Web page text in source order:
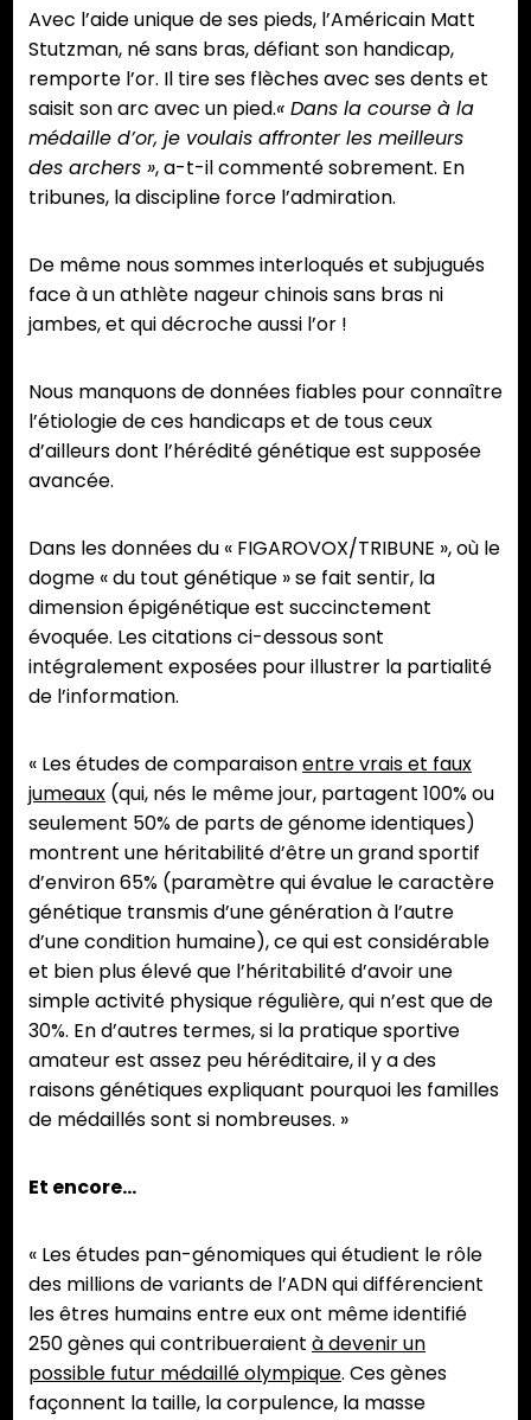
Avec l’aide unique de ses pieds, l’Américain Matt
Stutzman, né sans bras, défiant son handicap,
remporte l’or. Il tire ses flèches avec ses dents et
saisit son arc avec un pied.« Dans la course à la
médaille d’or, je voulais affronter les meilleurs
des archers », a-t-il commenté sobrement. En
tribunes, la discipline force l’admiration.
De même nous sommes interloqués et subjugués
face à un athlète nageur chinois sans bras ni
jambes, et qui décroche aussi l’or !
Nous manquons de données fiables pour connaître
l’étiologie de ces handicaps et de tous ceux
d’ailleurs dont l’hérédité génétique est supposée
avancée.
Dans les données du « FIGAROVOX/TRIBUNE », où le
dogme « du tout génétique » se fait sentir, la
dimension épigénétique est succinctement
évoquée. Les citations ci-dessous sont
intégralement exposées pour illustrer la partialité
de l’information.
« Les études de comparaisonentre vrais et faux
jumeaux (qui, nés le même jour, partagent 100% ou
seulement 50% de parts de génome identiques)
montrent une héritabilité d’être un grand sportif
d’environ 65% (paramètre qui évalue le caractère
génétique transmis d’une génération à l’autre
d’une condition humaine), ce qui est considérable
et bien plus élevé que l’héritabilité d’avoir une
simple activité physique régulière, qui n’est que de
30%. En d’autres termes, si la pratique sportive
amateur est assez peu héréditaire, il y a des
raisons génétiques expliquant pourquoi les familles
de médaillés sont si nombreuses. »
Et encore…
« Les études pan-génomiques qui étudient le rôle
des millions de variants de l’ADN qui différencient
les êtres humains entre eux ont même identifié
250 gènes qui contribueraient à devenir un
possible futur médaillé olympique. Ces gènes
façonnent la taille, la corpulence, la masse